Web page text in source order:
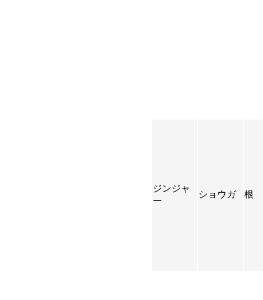
ジンジャ
ー
ショウガ 根